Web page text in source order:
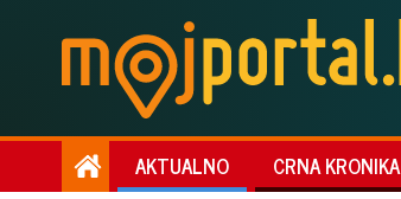
AKTUALNO CRNA KRONIKA